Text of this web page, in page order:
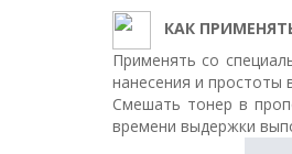
КАК
Применять со
нанесения и простоты
Смешать тонер в
времени выдержки